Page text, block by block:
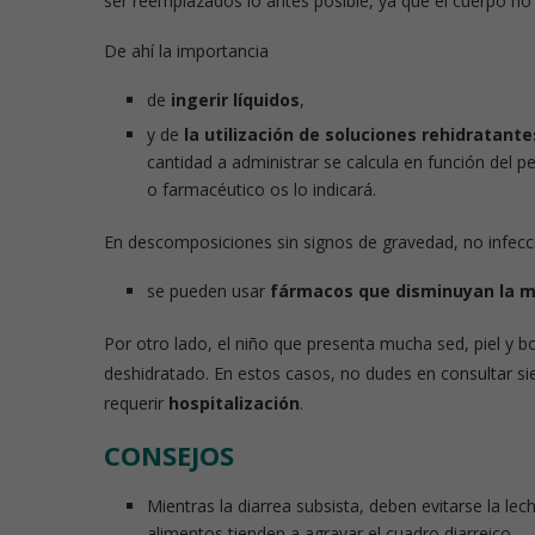
De ahí la importancia
de ingerir líquidos,
y de la utilización de soluciones
cantidad a administrar se calcula en función del
o farmacéutico os lo indicará.
En descomposiciones sin signos de gravedad, no
se pueden usar fármacos que disminuyan la
Por otro lado, el niño que presenta mucha sed, piel y
deshidratado. En estos casos, no dudes en consultar
requerir hospitalización.
CONSEJOS
Mientras la diarrea subsista, deben evitarse la